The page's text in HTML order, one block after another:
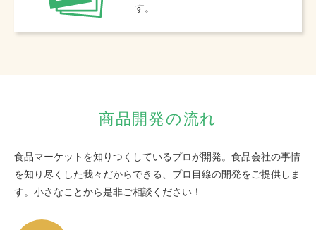
す。
商品開発の流れ
食品マーケットを知りつくしているプロが開発。 食品会社の事情
を知り尽くした我々だからできる、 プロ目線の開発をご提供しま
す。小さなことから是非ご相談ください！